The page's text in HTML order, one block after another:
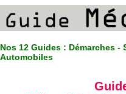
Nos 12 Guides : Démarches -
Automobiles